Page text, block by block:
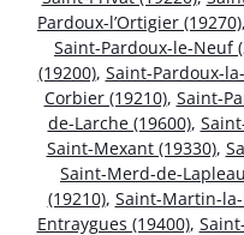
Pardoux-l’Ortigier (19270),
Saint-Pardoux-le-Neuf
(19200), Saint-Pardoux-
Corbier (19210), Saint-
de-Larche (19600),
Saint-Mexant (19330),
Saint-Merd-de-
(19210), Saint-Martin-
Entraygues (19400),